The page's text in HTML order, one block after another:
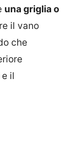
una griglia o
il vano
che
il